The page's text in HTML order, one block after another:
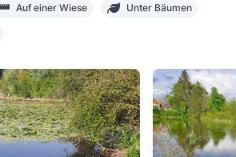
Auf einer Wiese Unter Bäumen